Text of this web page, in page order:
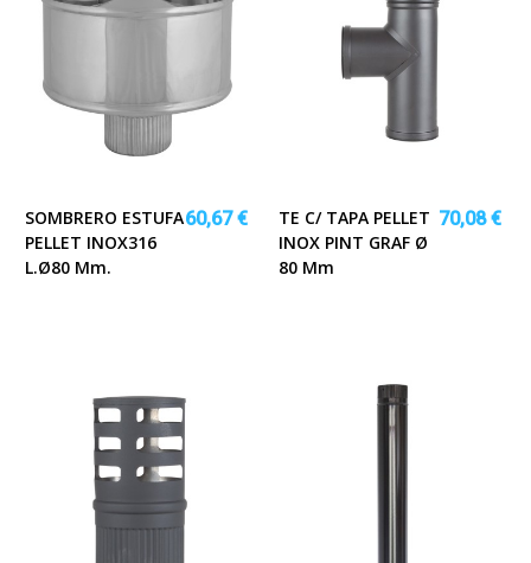
SOMBRERO ESTUFA
PELLET INOX316
L.Ø80 Mm.
60,67 €
TE C/ TAPA PELLET
INOX PINT GRAF Ø
80 Mm
70,08 €